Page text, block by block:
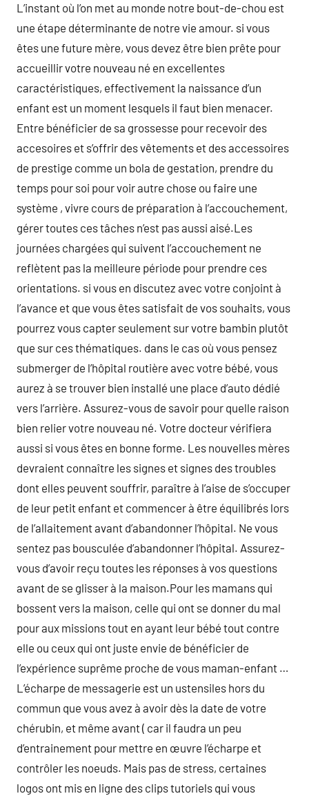
L’instant où l’on met au monde notre bout-de-chou est
une étape déterminante de notre vie amour. si vous
êtes une future mère, vous devez être bien prête pour
accueillir votre nouveau né en excellentes
caractéristiques, effectivement la naissance d’un
enfant est un moment lesquels il faut bien menacer.
Entre bénéficier de sa grossesse pour recevoir des
accesoires et s’offrir des vêtements et des accessoires
de prestige comme un bola de gestation, prendre du
temps pour soi pour voir autre chose ou faire une
système , vivre cours de préparation à l’accouchement,
gérer toutes ces tâches n’est pas aussi aisé.Les
journées chargées qui suivent l’accouchement ne
reflètent pas la meilleure période pour prendre ces
orientations. si vous en discutez avec votre conjoint à
l’avance et que vous êtes satisfait de vos souhaits, vous
pourrez vous capter seulement sur votre bambin plutôt
que sur ces thématiques. dans le cas où vous pensez
submerger de l’hôpital routière avec votre bébé, vous
aurez à se trouver bien installé une place d’auto dédié
vers l’arrière. Assurez-vous de savoir pour quelle raison
bien relier votre nouveau né. Votre docteur vérifiera
aussi si vous êtes en bonne forme. Les nouvelles mères
devraient connaître les signes et signes des troubles
dont elles peuvent souffrir, paraître à l’aise de s’occuper
de leur petit enfant et commencer à être équilibrés lors
de l’allaitement avant d’abandonner l’hôpital. Ne vous
sentez pas bousculée d’abandonner l’hôpital. Assurez-
vous d’avoir reçu toutes les réponses à vos questions
avant de se glisser à la maison.Pour les mamans qui
bossent vers la maison, celle qui ont se donner du mal
pour aux missions tout en ayant leur bébé tout contre
elle ou ceux qui ont juste envie de bénéficier de
l’expérience suprême proche de vous maman-enfant …
L’écharpe de messagerie est un ustensiles hors du
commun que vous avez à avoir dès la date de votre
chérubin, et même avant ( car il faudra un peu
d’entrainement pour mettre en œuvre l’écharpe et
contrôler les noeuds. Mais pas de stress, certaines
logos ont mis en ligne des clips tutoriels qui vous